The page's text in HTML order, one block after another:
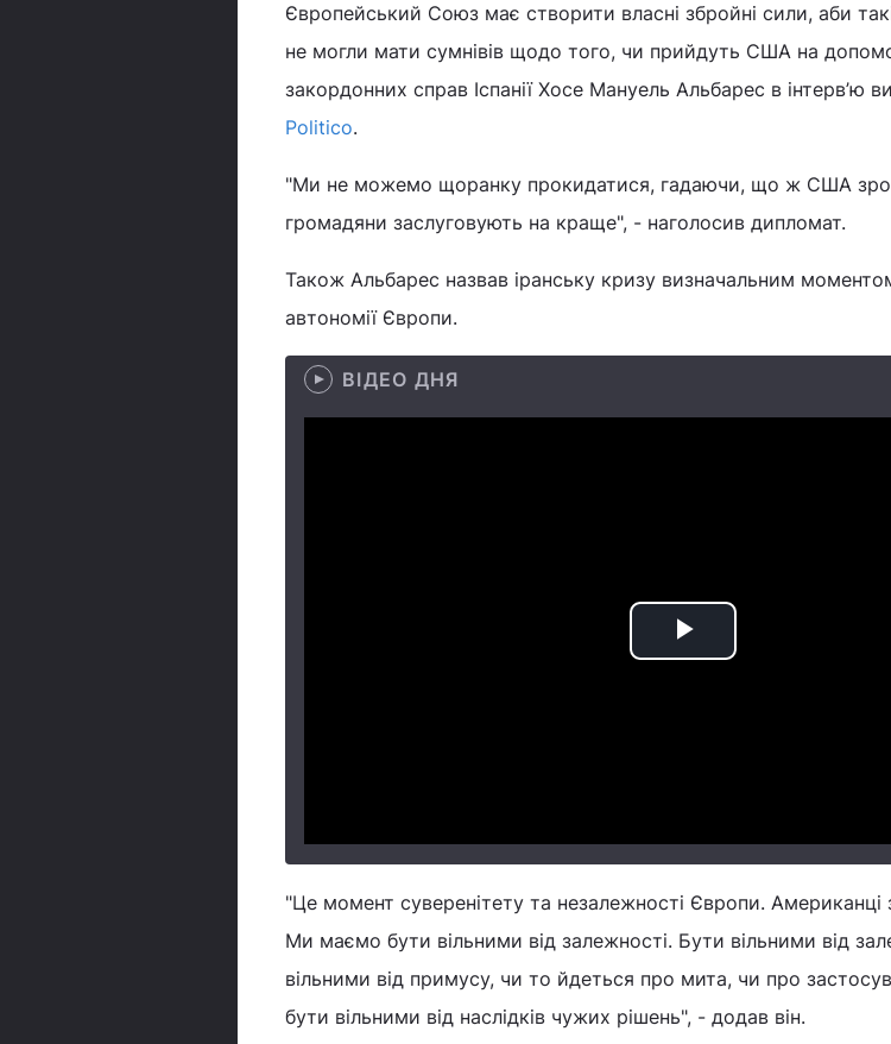
Європейський Союз має створити власні збройні сили, аби
не могли мати сумнівів щодо того, чи прийдуть США на
закордонних справ Іспанії Хосе Мануель Альбарес в інтерв’ю
Politico.
"Ми не можемо щоранку прокидатися, гадаючи, що ж США
громадяни заслуговують на краще", - наголосив дипломат.
Також Альбарес назвав іранську кризу визначальним
автономії Європи.
ВІДЕО ДНЯ
Play
"Це момент суверенітету та незалежності Європи.
Ми маємо бути вільними від залежності. Бути вільними від
вільними від примусу, чи то йдеться про мита, чи про
бути вільними від наслідків чужих рішень", - додав він.